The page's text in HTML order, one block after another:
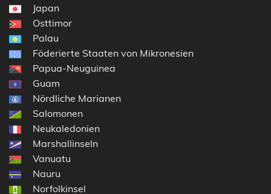
Japan
Osttimor
Palau
Föderierte Staaten von Mikronesien
Papua-Neuguinea
Guam
Nördliche Marianen
Salomonen
Neukaledonien
Marshallinseln
Vanuatu
Nauru
Norfolkinsel